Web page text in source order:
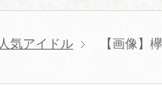
人気アイドル 【画像】